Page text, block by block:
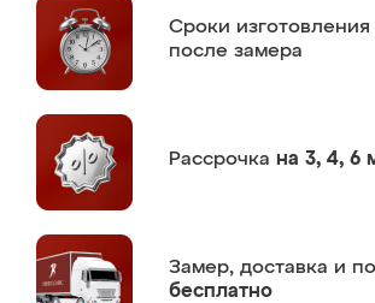
Сроки изготовления
после замера
Рассрочка на 3, 4, 6
Замер, доставка и
бесплатно